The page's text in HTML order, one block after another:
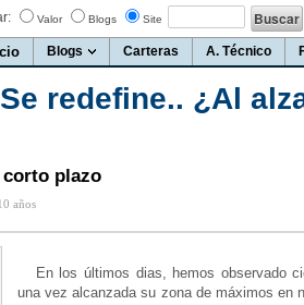
Valor Blogs Site
Blogs Carteras A. Técnico
Se redefine.. ¿Al
corto plazo
años
En los últimos dias, hemos observado
una vez alcanzada su zona de máximos en